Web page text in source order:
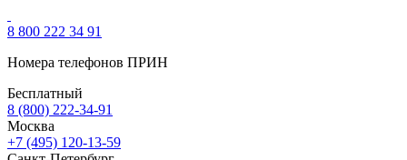
8 800 222 34 91
Номера телефонов ПРИН
Бесплатный
8 (800) 222-34-91
Москва
+7 (495) 120-13-59